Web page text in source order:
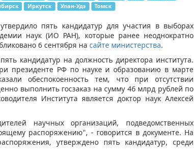
Иркутск Улан-Удэ Томск
пять кандидатур для участия в выборах
наук (ИО РАН), которые ранее неоднократно
6 сентября на сайте министерства.
кандидатур на должность директора института.
президенте РФ по науке и образованию в марте
обеспокоенность тем, что при отсутствии
выполнить госзаказ на сумму 46 млрд рублей по
Института является доктор наук Алексей
научных организаций, подведомственных
распоряжению", - говорится в документе. На
утверждено пять кандидатур, среди